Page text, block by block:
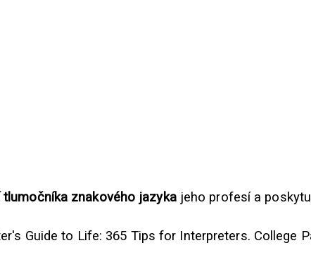
tlumočníka znakového jazykajeho profesí a
Guide to Life: 365 Tips for Interpreters. College